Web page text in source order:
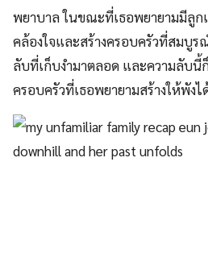
พยาบาล ในขณะที่เธอพยายามมีลูก
คล้องใจและสร้างครอบครัวที่สมบูร
ลับที่เก็บงำมาตลอด และความลับนี้
ครอบครัวที่เธอพยายามสร้างให้พัง